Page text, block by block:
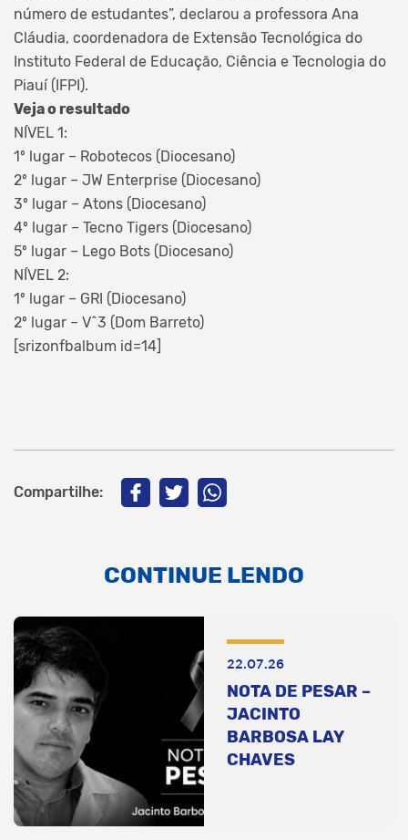
número de estudantes”, declarou a professora Ana
Cláudia, coordenadora de Extensão Tecnológica do
Instituto Federal de Educação, Ciência e Tecnologia do
Piauí (IFPI).
Veja o resultado
NÍVEL 1:
1º lugar – Robotecos (Diocesano)
2º lugar – JW Enterprise (Diocesano)
3º lugar – Atons (Diocesano)
4º lugar – Tecno Tigers (Diocesano)
5º lugar – Lego Bots (Diocesano)
NÍVEL 2:
1º lugar – GRI (Diocesano)
2º lugar – V^3 (Dom Barreto)
[srizonfbalbum id=14]
Compartilhe:
CONTINUE LENDO
22.07.26
NOTA DE PESAR –
JACINTO
BARBOSA LAY
CHAVES